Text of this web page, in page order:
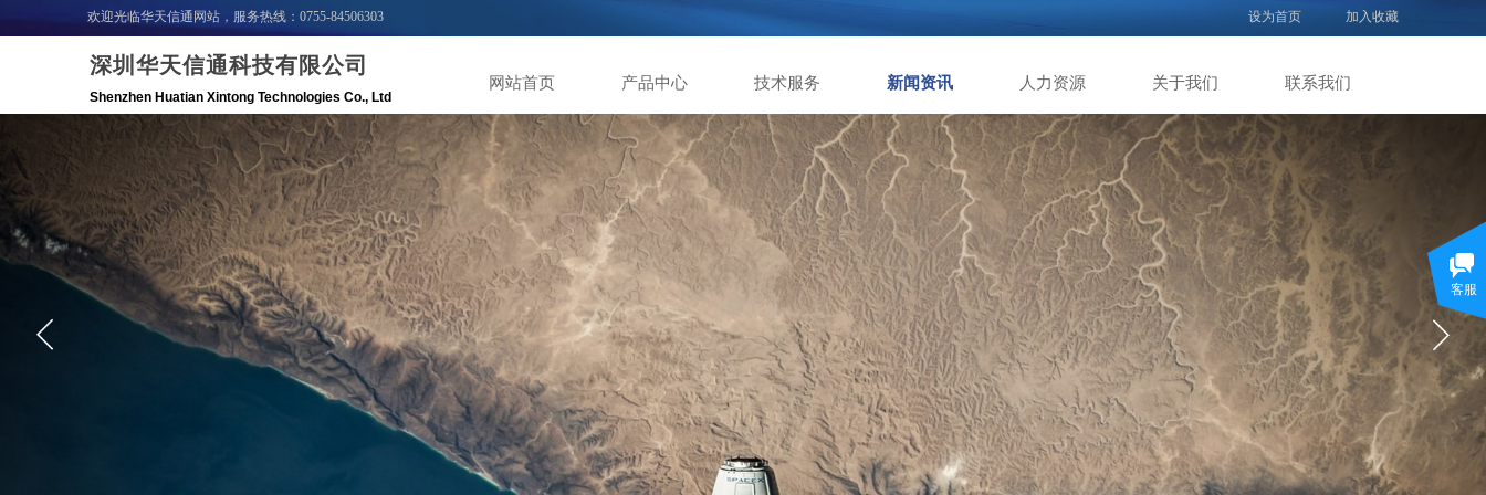
设为首页 加入收藏
欢迎光临华天信通网站，服务热线：0755-84506303
深圳华天信通科技有限公司
Shenzhen Huatian Xintong Technologies Co., Ltd
网站首页 产品中心 技术服务 新闻资讯 人力资源 关于我们 联系我们
客服